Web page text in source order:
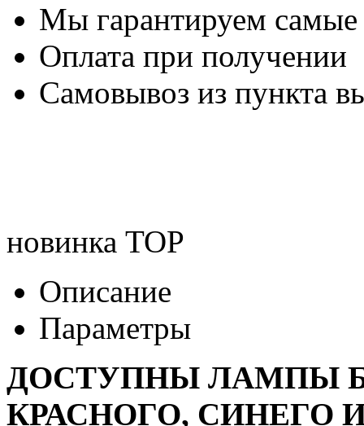
Мы гарантируем
Оплата при получении
Самовывоз из пункта
новинка TOP
Описание
Параметры
ДОСТУПНЫ ЛАМПЫ
КРАСНОГО, СИНЕГО